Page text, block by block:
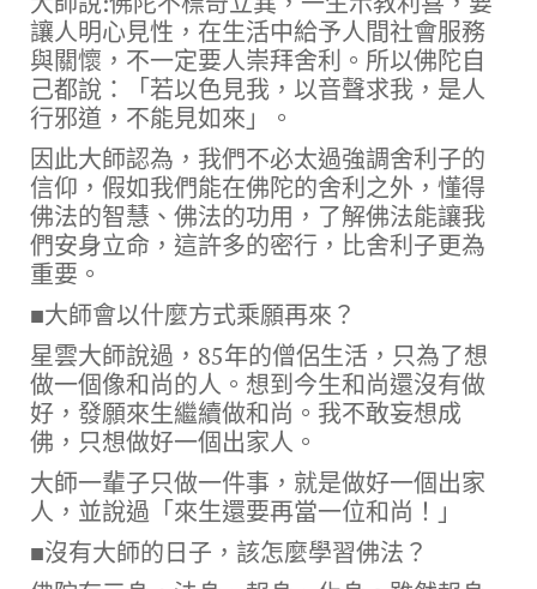
讓人明心見性，在生活中給予人間社會服務
與關懷，不一定要人崇拜舍利。所以佛陀自
己都說：「若以色見我，以音聲求我，是人
行邪道，不能見如來」。
因此大師認為，我們不必太過強調舍利子的
信仰，假如我們能在佛陀的舍利之外，懂得
佛法的智慧、佛法的功用，了解佛法能讓我
們安身立命，這許多的密行，比舍利子更為
重要。
■大師會以什麼方式乘願再來？
星雲大師說過，85年的僧侶生活，只為了想
做一個像和尚的人。想到今生和尚還沒有做
好，發願來生繼續做和尚。我不敢妄想成
佛，只想做好一個出家人。
大師一輩子只做一件事，就是做好一個出家
人，並說過「來生還要再當一位和尚！」
■沒有大師的日子，該怎麼學習佛法？